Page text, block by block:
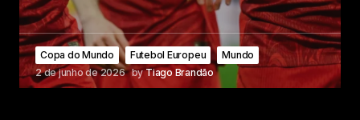
Copa do Mundo Futebol Europeu
Mundo
2 de junho de 2026 byTiago Brandão